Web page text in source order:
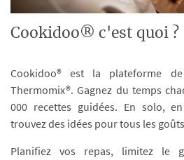
Cookidoo® c'est quoi ?
Cookidoo® est la plateforme
Thermomix®. Gagnez du temps
000 recettes guidées. En solo,
trouvez des idées pour tous les
Planifiez vos repas, limitez le